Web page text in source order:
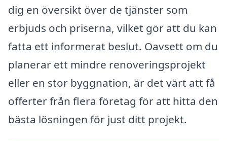
dig en översikt över de tjänster som
erbjuds och priserna, vilket gör att du kan
fatta ett informerat beslut. Oavsett om du
planerar ett mindre renoveringsprojekt
eller en stor byggnation, är det värt att få
offerter från flera företag för att hitta den
bästa lösningen för just ditt projekt.